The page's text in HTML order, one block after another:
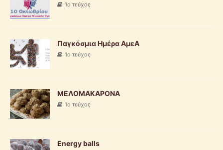
1ο τεύχος
Παγκόσμια Ημέρα ΑμεΑ
1ο τεύχος
ΜΕΛΟΜΑΚΑΡΟΝΑ
1ο τεύχος
Energy balls